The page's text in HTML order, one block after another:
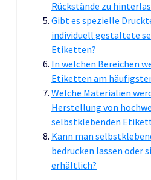
Rückstände zu
Gibt es spezielle
individuell gestaltete
Etiketten?
In welchen Bereichen
Etiketten am
Welche Materialien
Herstellung von
selbstklebenden
Kann man
bedrucken lassen oder
erhältlich?